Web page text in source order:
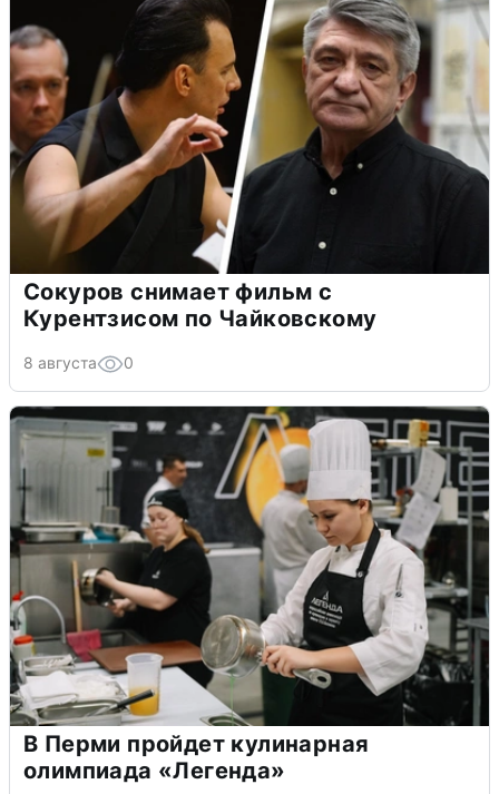
Сокуров снимает фильм с
Курентзисом по Чайковскому
8 августа 0
В Перми пройдет кулинарная
олимпиада «Легенда»